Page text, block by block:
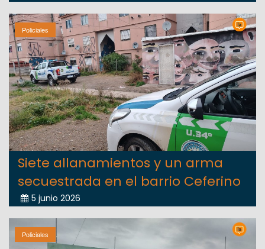
Policiales
Siete allanamientos y un arma
secuestrada en el barrio Ceferino
5 junio 2026
Policiales